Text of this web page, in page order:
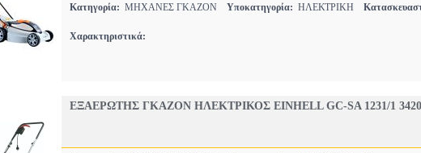
Κατηγορία: ΜΗΧΑΝΕΣ ΓΚΑΖΟΝ Υποκατηγορία: ΗΛΕΚΤΡΙΚΗ
Χαρακτηριστικά:
ΕΞΑΕΡΩΤΗΣ ΓΚΑΖΟΝ ΗΛΕΚΤΡΙΚΟΣ EINHELL GC-SA 1231/1